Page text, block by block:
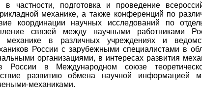
частности, подготовка и проведение
механике, а также конференций по
координации научных исследований по
связей между научными работниками
в различных учреждениях и
России с зарубежными специалистами в
организациями, в интересах развития
России в Международном союзе
развитию обмена научной информацией
механиками.